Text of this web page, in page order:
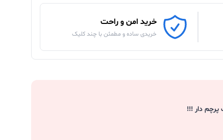
خرید امن و راحت
خریدی ساده و مطمئن با چند کلیک